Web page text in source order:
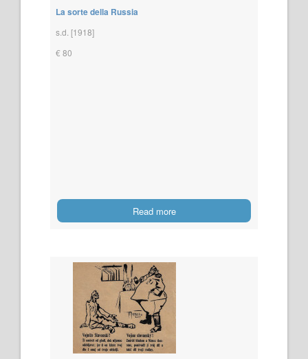
La sorte della Russia
s.d. [1918]
€ 80
Read more